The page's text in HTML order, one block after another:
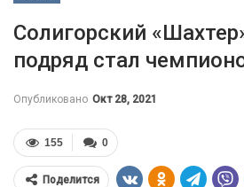
Солигорский
подряд стал
Опубликовано Окт 28, 2021
0
155
Поделится